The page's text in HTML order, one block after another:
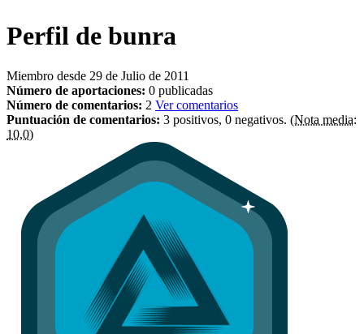
Perfil de bunra
Miembro desde 29 de Julio de 2011
Número de aportaciones: 0 publicadas
Número de comentarios: 2 Ver comentarios
Puntuación de comentarios: 3 positivos, 0 negativos. (Nota media:
10,0)